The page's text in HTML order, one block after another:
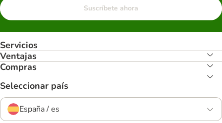
Suscríbete ahora
Servicios
Ventajas
Compras
Seleccionar país
España / es